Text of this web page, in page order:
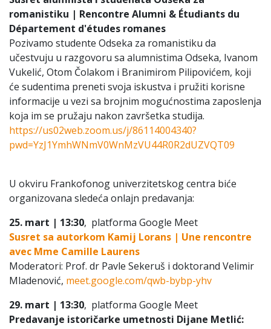
romanistiku | Rencontre Alumni & Étudiants du
Département d'études romanes
Pozivamo studente Odseka za romanistiku da
učestvuju u razgovoru sa alumnistima Odseka, Ivanom
Vukelić, Otom Čolakom i Branimirom Pilipovićem, koji
će sudentima preneti svoja iskustva i pružiti korisne
informacije u vezi sa brojnim mogućnostima zaposlenja
koja im se pružaju nakon završetka studija.
https://us02web.zoom.us/j/86114004340?
pwd=YzJ1YmhWNmV0WnMzVU44R0R2dUZVQT09
U okviru Frankofonog univerzitetskog centra biće
organizovana sledeća onlajn predavanja:
25. mart | 13:30, platforma Google Meet
Susret sa autorkom Kamij Lorans | Une rencontre
avec Mme Camille Laurens
Moderatori: Prof. dr Pavle Sekeruš i doktorand Velimir
Mladenović, meet.google.com/qwb-bybp-yhv
29. mart | 13:30, platforma Google Meet
Predavanje istoričarke umetnosti Dijane Metlić: